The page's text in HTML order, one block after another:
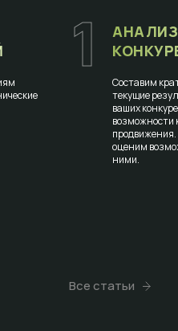
1
Составим
текущие
ваших
возможности
оценим
ними.
Все статьи